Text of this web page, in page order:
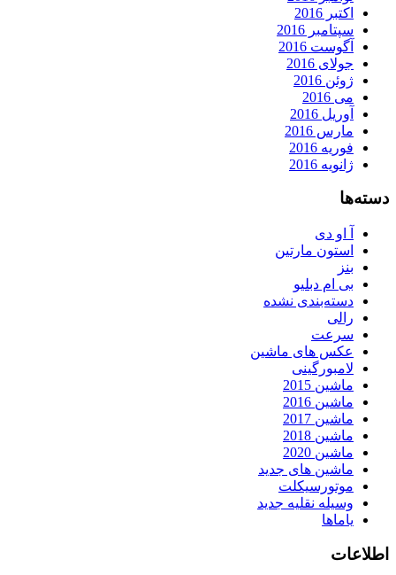
اکتبر 2016
سپتامبر 2016
آگوست 2016
جولای 2016
ژوئن 2016
می 2016
آوریل 2016
مارس 2016
فوریه 2016
ژانویه 2016
دسته‌ها
آ او دی
استون مارتین
بنز
بی ام دبلیو
دسته‌بندی نشده
رالی
سرعت
عکس های ماشین
لامبورگینی
ماشین 2015
ماشین 2016
ماشین 2017
ماشین 2018
ماشین 2020
ماشین های جدید
موتورسیکلت
وسیله نقلیه جدید
یاماها
اطلاعات